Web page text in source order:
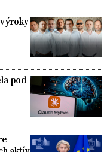
pod